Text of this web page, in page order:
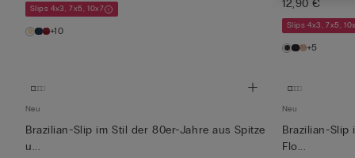
Slips 4x3, 7x5, 10x7
+10
12,90 €
Slips 4x3, 7x5,
+5
Neu
Brazilian-Slip im Stil der 80er-Jahre aus Spitze
u...
Neu
Brazilian-Slip
Flo...